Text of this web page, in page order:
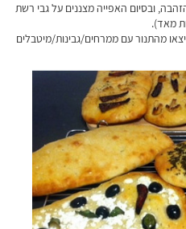
מעלות עד להזהבה, ובסיום האפייה מצננים על גבי רשת
מאד).
מהתנור עם ממרחים/גבינות/מיטבלים